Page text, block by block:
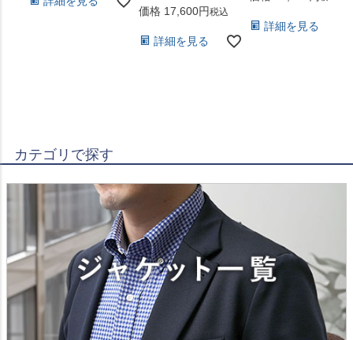
価格 17,600 税込
詳細を見る
詳細を見る
カテゴリで探す